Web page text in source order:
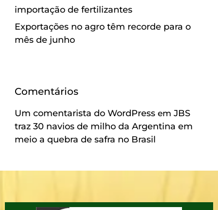
importação de fertilizantes
Exportações no agro têm recorde para o
mês de junho
Comentários
Um comentarista do WordPress em JBS
traz 30 navios de milho da Argentina em
meio a quebra de safra no Brasil